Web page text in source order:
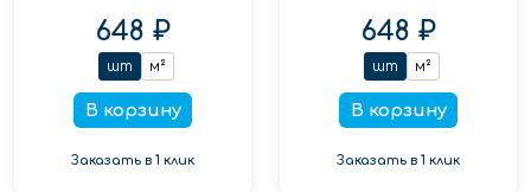
648 ₽
шт м²
В корзину
Заказать в 1 клик
648 ₽
шт м²
В корзину
Заказать в 1 клик